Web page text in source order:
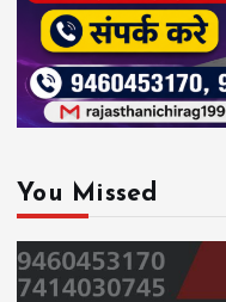
You Missed